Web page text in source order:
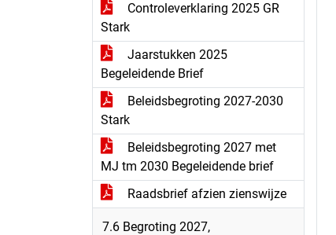
Controleverklaring 2025 GR
Stark
Jaarstukken 2025
Begeleidende Brief
Beleidsbegroting 2027-2030
Stark
Beleidsbegroting 2027 met
MJ tm 2030 Begeleidende brief
Raadsbrief afzien zienswijze
7.6 Begroting 2027,